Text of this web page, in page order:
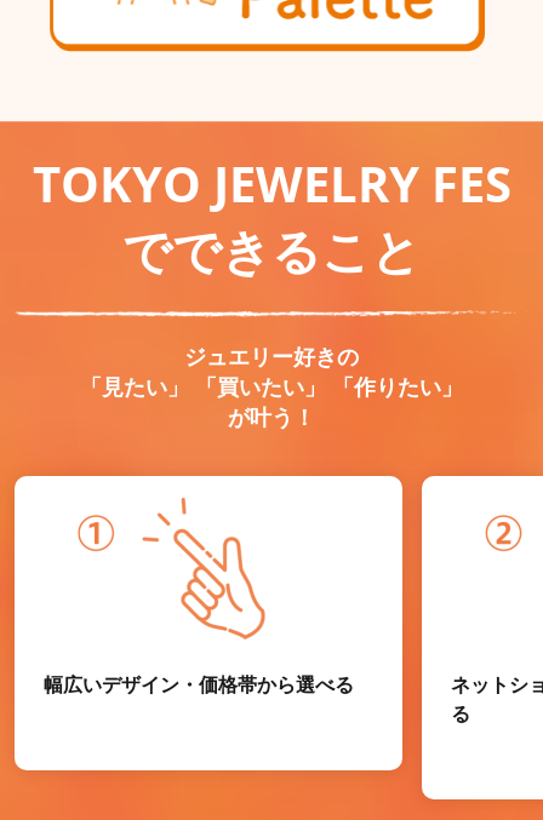
TOKYO JEWELRY FES
でできること
ジュエリー好きの
「見たい」 「買いたい」 「作りたい」
が叶う！
幅広いデザイン・価格帯から選べる
ネットシ
る